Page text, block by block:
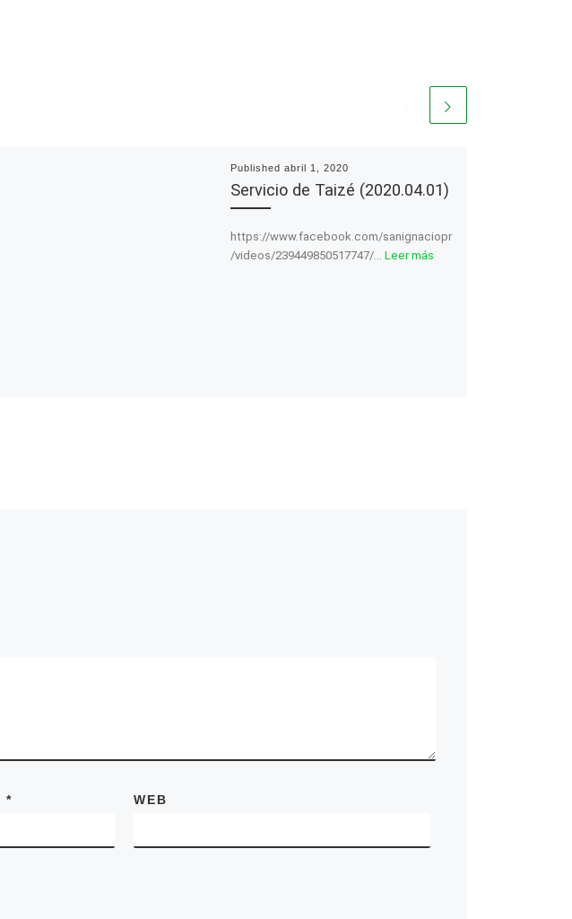
Published abril 1, 2020
Servicio de Taizé (2020.04.01)
https://www.facebook.com/sanignaciopr
/videos/239449850517747/… Leer más
* WEB